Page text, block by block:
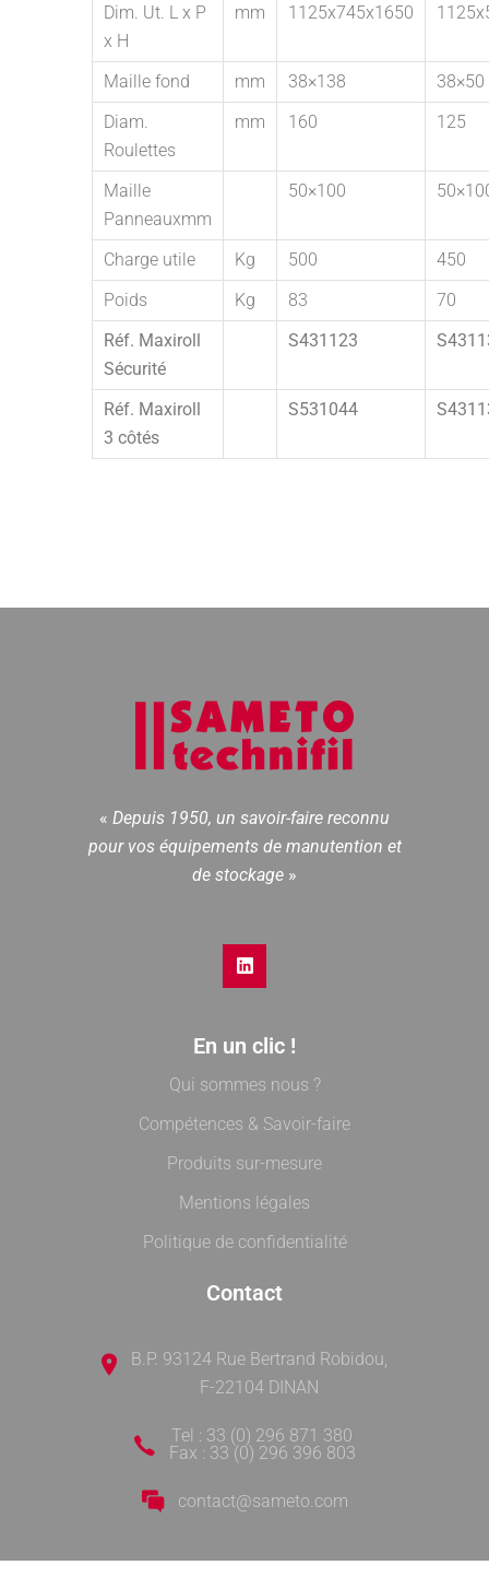
Dim. Ut. L x P
x H
mm 1125x745x1650
Maille fond mm 38×138
38×50
Diam.
Roulettes
mm 160 125
Maille
Panneauxmm
50×100
Charge utile Kg 500
450
Poids
Kg 83
70
Réf. Maxiroll
Sécurité
S431123
Réf. Maxiroll
3 côtés
S531044
« Depuis 1950, un savoir-faire reconnu
pour vos équipements de manutention et
de stockage »
En un clic !
Qui sommes nous ?
Compétences & Savoir-faire
Produits sur-mesure
Mentions légales
Politique de confidentialité
Contact
B.P. 93124 Rue Bertrand Robidou,
F-22104 DINAN
Tel : 33 (0) 296 871 380
Fax : 33 (0) 296 396 803
contact@sameto.com